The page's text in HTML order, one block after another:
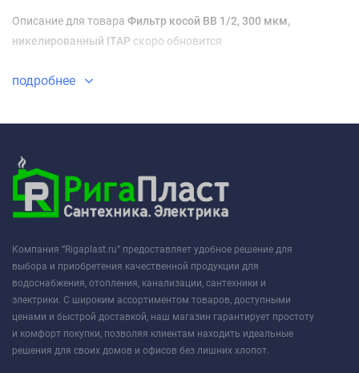
Описание для товара Фильтр косой ВВ 1/2, 300 мкм,
никелированный ITAP скоро обновится
подробнее
Компания “Rigaplast.ru” предоставляет удобное решение для
выбора и приобретения качественной продукции для
водоснабжения, отопления, канализации, сантехники и
электрики. С широким ассортиментом товаров, доступными
ценами и быстрой доставкой, наш магазин гарантирует простоту
и комфорт покупки, позволяя клиентам находить идеальные
решения для своих домов и офисов без лишних хлопот.